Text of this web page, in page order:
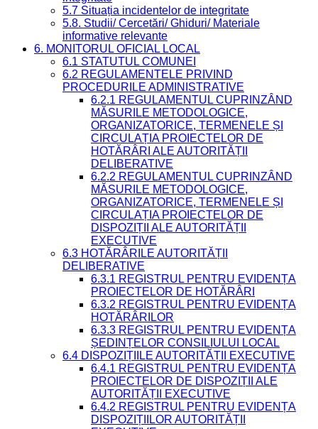
5.7 Situația incidentelor de integritate
5.8. Studii/ Cercetări/ Ghiduri/ Materiale
informative relevante
6. MONITORUL OFICIAL LOCAL
6.1 STATUTUL COMUNEI
6.2 REGULAMENTELE PRIVIND
PROCEDURILE ADMINISTRATIVE
6.2.1 REGULAMENTUL CUPRINZÂND
MĂSURILE METODOLOGICE,
ORGANIZATORICE, TERMENELE ȘI
CIRCULAȚIA PROIECTELOR DE
HOTĂRÂRI ALE AUTORITĂȚII
DELIBERATIVE
6.2.2 REGULAMENTUL CUPRINZÂND
MĂSURILE METODOLOGICE,
ORGANIZATORICE, TERMENELE ȘI
CIRCULAȚIA PROIECTELOR DE
DISPOZIȚII ALE AUTORITĂȚII
EXECUTIVE
6.3 HOTĂRÂRILE AUTORITĂȚII
DELIBERATIVE
6.3.1 REGISTRUL PENTRU EVIDENȚA
PROIECTELOR DE HOTĂRÂRI
6.3.2 REGISTRUL PENTRU EVIDENȚA
HOTĂRÂRILOR
6.3.3 REGISTRUL PENTRU EVIDENȚA
ȘEDINȚELOR CONSILIULUI LOCAL
6.4 DISPOZIȚIILE AUTORITĂȚII EXECUTIVE
6.4.1 REGISTRUL PENTRU EVIDENȚA
PROIECTELOR DE DISPOZIȚII ALE
AUTORITĂȚII EXECUTIVE
6.4.2 REGISTRUL PENTRU EVIDENȚA
DISPOZIȚIILOR AUTORITĂȚII